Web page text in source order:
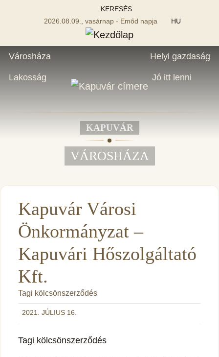
KERESÉS
2026.08.09., vasárnap - Emőd napja
HU
Városháza
Lakosság
Helyi gazdaság
Jó itt lenni
KAPUVÁR
VÁROSHÁZA
Kapuvár Városi
Önkormányzat –
Kapuvári Hőszolgáltató
Kft.
Tagi kölcsönszerződés
2021. JÚLIUS 16.
Tagi kölcsönszerződés